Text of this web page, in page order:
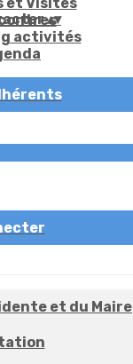
activités
▴▾
et du Maire